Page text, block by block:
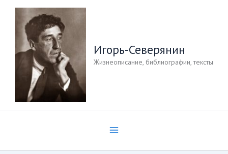
Перейти
содержимому
Игорь-Северянин
Жизнеописание, библиографии, тексты